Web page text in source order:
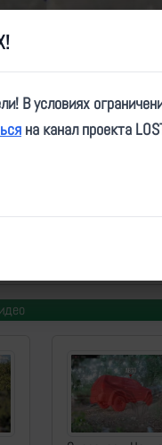
В условиях
на канал проекта